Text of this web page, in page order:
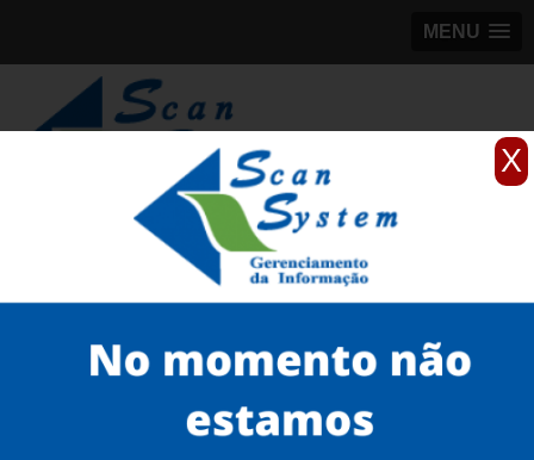
X
MENU
98184-5245
scanner 3D para pessoas
scanner 3D artec EVA Cupecê
Serviços